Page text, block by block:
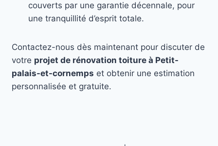
couverts par une garantie décennale, pour
une tranquillité d’esprit totale.
Contactez-nous dès maintenant pour discuter de
votre projet de rénovation toiture à Petit-
palais-et-cornemps et obtenir une estimation
personnalisée et gratuite.